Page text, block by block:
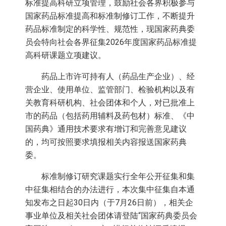
标准提高科研立项管理，鼓励社会各界积极参与
国家药品标准提高和标准制修订工作，不断提升
药品标准制定的科学性、规范性，现国家药典委
员会特向社会各界征集2026年度国家药品标准提
高科研课题立项建议。
药品上市许可持有人（药品生产企业）、经
营企业、使用单位、监管部门、检验机构以及有
关教育科研机构、社会团体和个人，对已批准上
市的药品（包括药用辅料及药包材）标准、《中
国药典》通用技术要求有增订和完善意见建议
的，均可按照要求填报相关内容报送国家药典
委。
标准制修订研究课题实行全年公开征集和集
中征集相结合的办法进行，本次集中征集自本通
知发布之日起30日内（于7月26日前），相关企
事业单位及相关社会团体请登陆“国家药典委员会